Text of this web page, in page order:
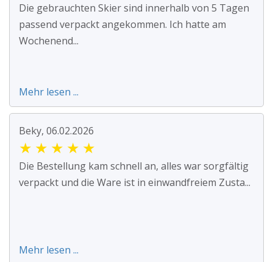
Die gebrauchten Skier sind innerhalb von 5 Tagen
passend verpackt angekommen. Ich hatte am
Wochenend...
Mehr lesen ...
Beky, 06.02.2026
★ ★ ★ ★ ★
Die Bestellung kam schnell an, alles war sorgfältig
verpackt und die Ware ist in einwandfreiem Zusta...
Mehr lesen ...